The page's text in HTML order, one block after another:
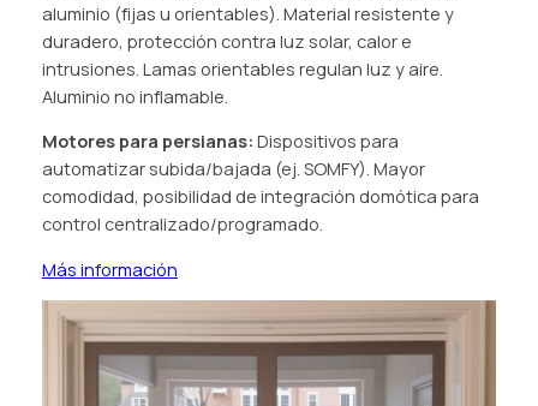
aluminio (fijas u orientables). Material resistente y
duradero, protección contra luz solar, calor e
intrusiones. Lamas orientables regulan luz y aire.
Aluminio no inflamable.
Motores para persianas: Dispositivos para
automatizar subida/bajada (ej. SOMFY). Mayor
comodidad, posibilidad de integración domótica para
control centralizado/programado.
Más información